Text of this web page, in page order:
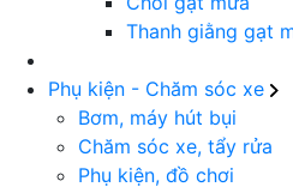
Thanh giằng gạt
Phụ kiện - Chăm sóc xe
Bơm, máy hút bụi
Chăm sóc xe, tẩy rửa
Phụ kiện, đồ chơi